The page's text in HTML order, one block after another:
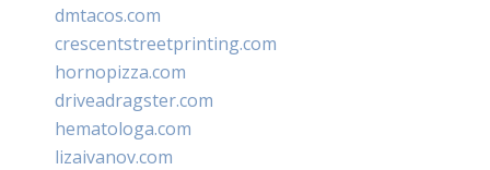
dmtacos.com
crescentstreetprinting.com
hornopizza.com
driveadragster.com
hematologa.com
lizaivanov.com